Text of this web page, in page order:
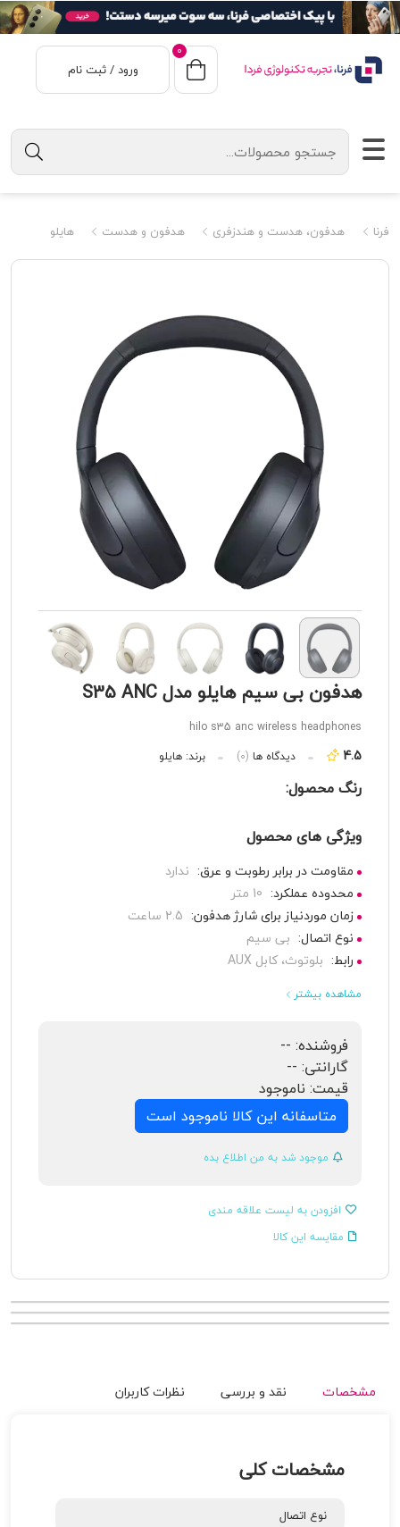
0
ورود / ثبت نام
فرنا هدفون، هدست و هندزفری هدفون و هدست هایلو
هدفون بی سیم هایلو مدل S35 ANC
hilo s35 anc wireless headphones
4.5 دیدگاه ها (0) برند: هایلو
رنگ محصول:
ویژگی های محصول
مقاومت در برابر رطوبت و عرق: ندارد
محدوده عملکرد: 10 متر
زمان موردنیاز برای شارژ هدفون: 2.5 ساعت
نوع اتصال: بی سیم
رابط: بلوتوث، کابل AUX
مشاهده بیشتر
فروشنده: --
گارانتی: --
قیمت: ناموجود
متاسفانه این کالا ناموجود است
موجود شد به من اطلاع بده
افزودن به لیست علاقه مندی
مقایسه این کالا
مشخصات نقد و بررسی نظرات کاربران
مشخصات کلی
نوع اتصال